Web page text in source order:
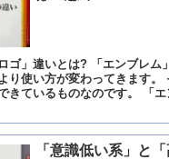
ゴ」違いとは? 「エンブレム
り使い方が変わってきます。
きているものなのです。 「
「意識低い系」と